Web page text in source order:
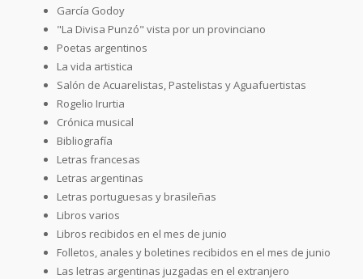
García Godoy
"La Divisa Punzó" vista por un provinciano
Poetas argentinos
La vida artistica
Salón de Acuarelistas, Pastelistas y Aguafuertistas
Rogelio Irurtia
Crónica musical
Bibliografía
Letras francesas
Letras argentinas
Letras portuguesas y brasileñas
Libros varios
Libros recibidos en el mes de junio
Folletos, anales y boletines recibidos en el mes de junio
Las letras argentinas juzgadas en el extranjero